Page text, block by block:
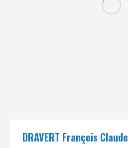
DRAVERT François Claude